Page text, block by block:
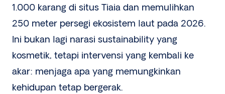
1.000 karang di situs Tiaia dan memulihkan
250 meter persegi ekosistem laut pada 2026.
Ini bukan lagi narasi sustainability yang
kosmetik, tetapi intervensi yang kembali ke
akar: menjaga apa yang memungkinkan
kehidupan tetap bergerak.